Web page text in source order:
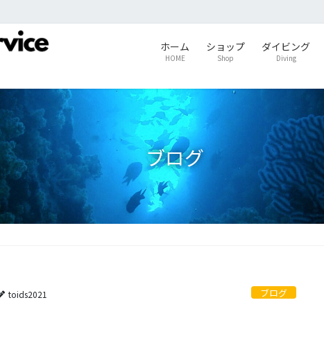
ホーム
HOME
ショップ
Shop
ダイビング
Diving
ブログ
toids2021 ブログ